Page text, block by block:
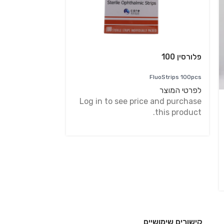
פלורסין 100
FluoStrips 100pcs
לפרטי המוצר
Log in to see price and purchase
this product.
קישורים שימושיים